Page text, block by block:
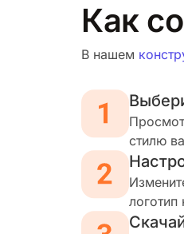
Как
В нашем
стилю
логотип